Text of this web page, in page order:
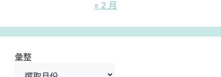
« 2 月
彙整